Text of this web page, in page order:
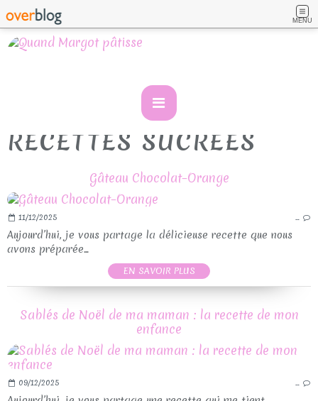
MENU
RECETTES SUCREES
Gâteau Chocolat–Orange
11/12/2025 …
Aujourd’hui, je vous partage la délicieuse recette que nous
avons préparée...
EN SAVOIR PLUS
Sablés de Noël de ma maman : la recette de mon
enfance
09/12/2025 …